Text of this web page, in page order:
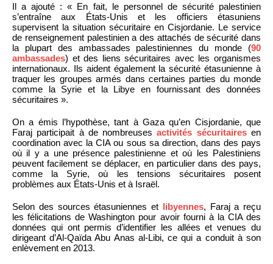
Il a ajouté : « En fait, le personnel de sécurité palestinien
s’entraîne aux États-Unis et les officiers étasuniens
supervisent la situation sécuritaire en Cisjordanie. Le service
de renseignement palestinien a des attachés de sécurité dans
la plupart des ambassades palestiniennes du monde (90
ambassades) et des liens sécuritaires avec les organismes
internationaux. Ils aident également la sécurité étasunienne à
traquer les groupes armés dans certaines parties du monde
comme la Syrie et la Libye en fournissant des données
sécuritaires ».
On a émis l’hypothèse, tant à Gaza qu’en Cisjordanie, que
Faraj participait à de nombreusesactivités sécuritairesen
coordination avec la CIA ou sous sa direction, dans des pays
où il y a une présence palestinienne et où les Palestiniens
peuvent facilement se déplacer, en particulier dans des pays,
comme la Syrie, où les tensions sécuritaires posent
problèmes aux États-Unis et à Israël.
Selon des sources étasuniennes et libyennes, Faraj a reçu
les félicitations de Washington pour avoir fourni à la CIA des
données qui ont permis d’identifier les allées et venues du
dirigeant d’Al-Qaïda Abu Anas al-Libi, ce qui a conduit à son
enlèvement en 2013.